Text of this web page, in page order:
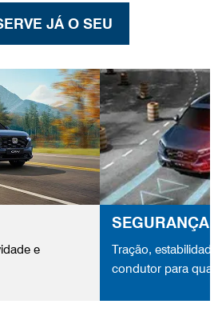
JÁ O SEU
e
SEGURANÇA
Tração, estabilidade
condutor para